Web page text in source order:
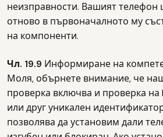
неизправности. Вашият телефон
отново в първоначалното му
на компоненти.
Чл. 19.9 Информиране на
Моля, обърнете внимание, че
проверка включва и проверка на
или друг уникален
позволява да установим дали